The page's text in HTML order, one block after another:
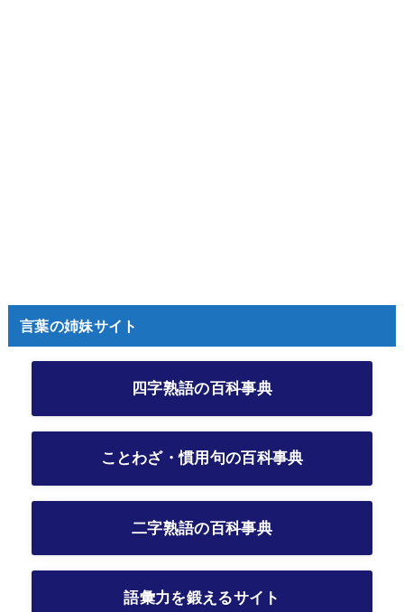
言葉の姉妹サイト
四字熟語の百科事典
ことわざ・慣用句の百科事典
二字熟語の百科事典
語彙力を鍛えるサイト